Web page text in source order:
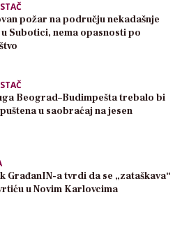
požar na području nekadašnje
Subotici, nema opasnosti po
Beograd–Budimpešta trebalo bi
u saobraćaj na jesen
GrađanIN-a tvrdi da se „zataškava“
u Novim Karlovcima